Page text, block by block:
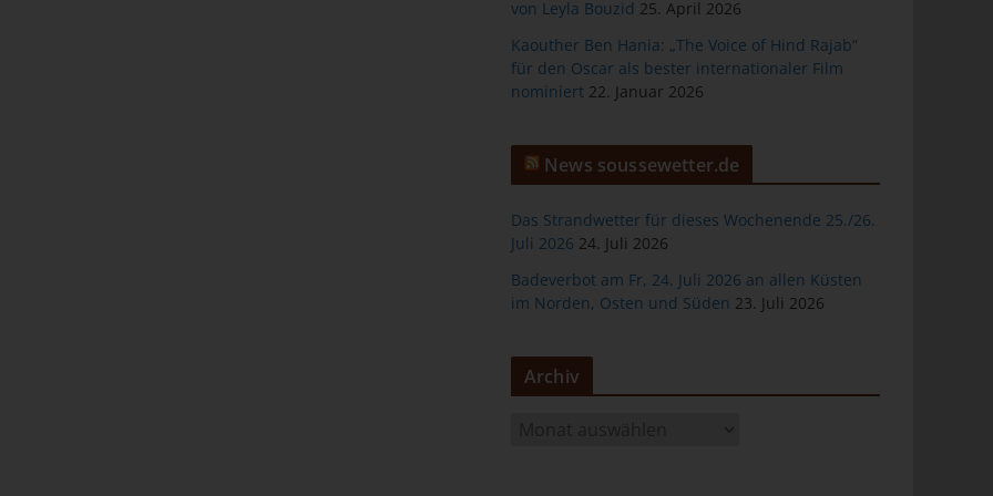
von Leyla Bouzid 25. April 2026
Kaouther Ben Hania: „The Voice of Hind Rajab“
für den Oscar als bester internationaler Film
nominiert 22. Januar 2026
News soussewetter.de
Das Strandwetter für dieses Wochenende 25./26.
Juli 2026 24. Juli 2026
Badeverbot am Fr, 24. Juli 2026 an allen Küsten
im Norden, Osten und Süden 23. Juli 2026
Archiv
ist jede von der betroffenen Person freiwillig für den bestimmten